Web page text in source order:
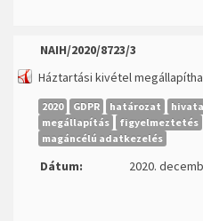
NAIH/2020/8723/3
Háztartási kivétel
2020 GDPR határozat
megállapítás
figyelmeztetés
magáncélú adatkezelés
Dátum: 2020.